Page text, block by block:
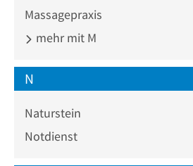
Massagepraxis
mehr mit M
N
Naturstein
Notdienst